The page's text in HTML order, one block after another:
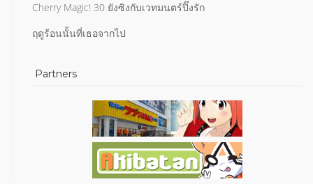
Cherry Magic! 30 ยังซิงกับเวทมนตร์ปิ๊งรัก
ฤดูร้อนนั้นที่เธอจากไป
Partners